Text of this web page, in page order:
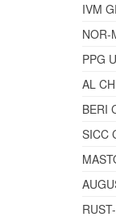
IVM
NOR-
PPG
AL
BERI
SICC